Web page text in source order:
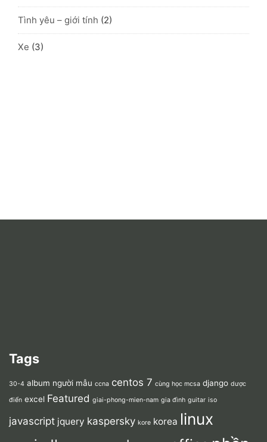
Tình yêu – giới tính (2)
Xe (3)
Tags
30-4 album người mẫu ccna centos 7 cùng học mcsa django dược
điển excel Featured giai-phong-mien-nam gia đình guitar iso
javascript jquery kaspersky kore korea linux